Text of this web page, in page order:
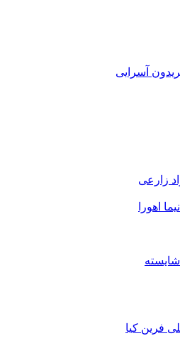
آسرایی
زارعی
اهورا
فرین کیا